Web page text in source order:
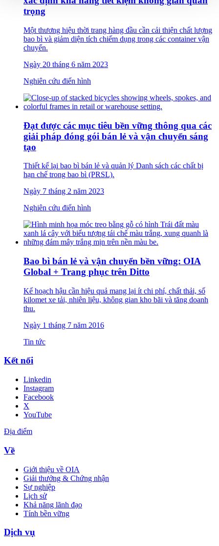
trọng
Một thương hiệu thời trang hàng đầu cần cải thiện chất lượng
bao bì và giảm diện tích chiếm dụng trong các container vận
chuyển.
Ngày 20 tháng 6 năm 2023
Nghiên cứu điển hình
Đạt được các mục tiêu bền vững thông qua các
giải pháp đóng gói bán lẻ và vận chuyển sáng
tạo
Thiết kế lại bao bì bán lẻ và quản lý Danh sách các chất bị
hạn chế trong bao bì (PRSL).
Ngày 7 tháng 2 năm 2023
Nghiên cứu điển hình
Bao bì bán lẻ và vận chuyển bền vững: OIA
Global + Trang phục trên Ditto
Kế hoạch hậu cần hiệu quả mang lại ít chi phí, chất thải, số
kilomet xe tải, nhiên liệu, không gian kho bãi và tăng doanh
thu.
Ngày 1 tháng 7 năm 2016
Tin tức
Kết nối
Linkedin
Instagram
Facebook
X
YouTube
Địa điểm
Về
Giới thiệu về OIA
Giải thưởng & Chứng nhận
Sự nghiệp
Lịch sử
Khả năng lãnh đạo
Tính bền vững
Dịch vụ